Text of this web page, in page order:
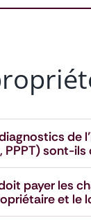
de
PPPT) sont-
payer les
et le